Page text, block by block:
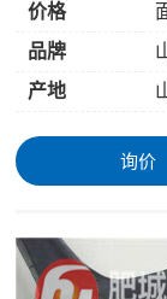
价格
品牌
产地
询价